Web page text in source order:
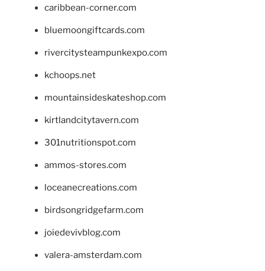
caribbean-corner.com
bluemoongiftcards.com
rivercitysteampunkexpo.com
kchoops.net
mountainsideskateshop.com
kirtlandcitytavern.com
301nutritionspot.com
ammos-stores.com
loceanecreations.com
birdsongridgefarm.com
joiedevivblog.com
valera-amsterdam.com